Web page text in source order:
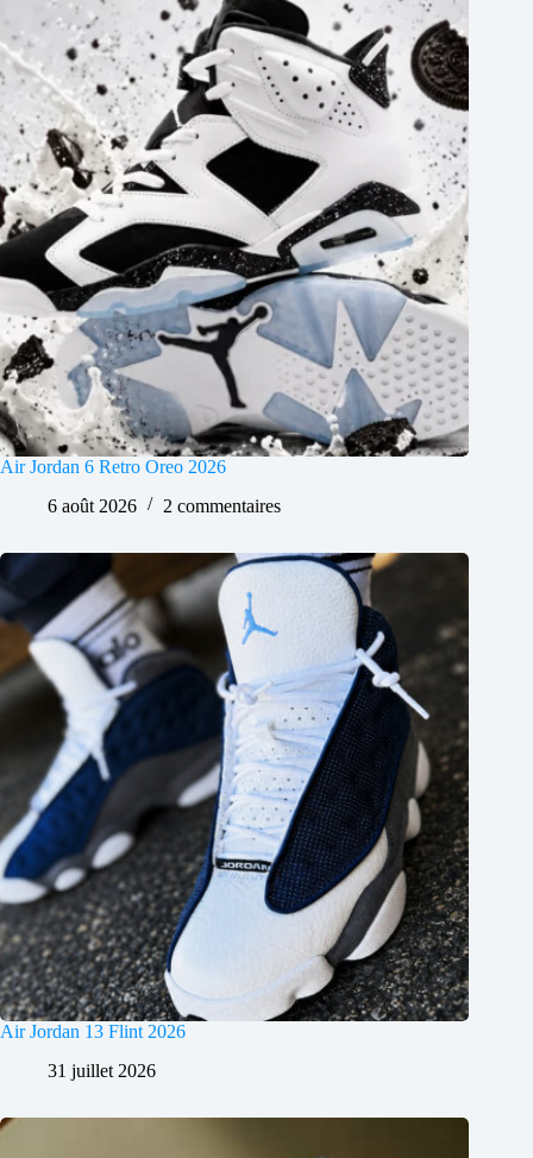
Air Jordan 6 Retro Oreo 2026
6 août 2026
2 commentaires
Air Jordan 13 Flint 2026
31 juillet 2026